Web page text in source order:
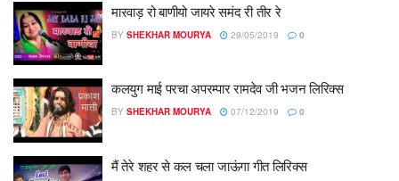
मारवाड़ रो बाणीयो जायरे समंद री तीर रे
BY SHEKHAR MOURYA 29/05/2019 0
कलयुग माई परचा अपरम्पार रामदेव जी भजन लिरिक्स
BY SHEKHAR MOURYA 07/12/2019 0
मैं तेरे शहर से कल चला जाऊंगा गीत लिरिक्स